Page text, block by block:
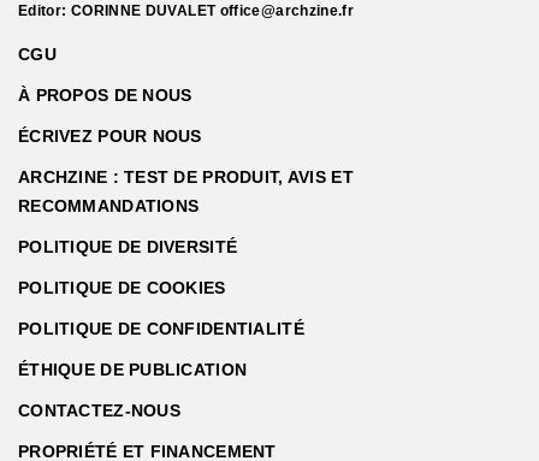
Editor: CORINNE DUVALET office@archzine.fr
CGU
À PROPOS DE NOUS
ÉCRIVEZ POUR NOUS
ARCHZINE : TEST DE PRODUIT, AVIS ET
RECOMMANDATIONS
POLITIQUE DE DIVERSITÉ
POLITIQUE DE COOKIES
POLITIQUE DE CONFIDENTIALITÉ
ÉTHIQUE DE PUBLICATION
CONTACTEZ-NOUS
PROPRIÉTÉ ET FINANCEMENT